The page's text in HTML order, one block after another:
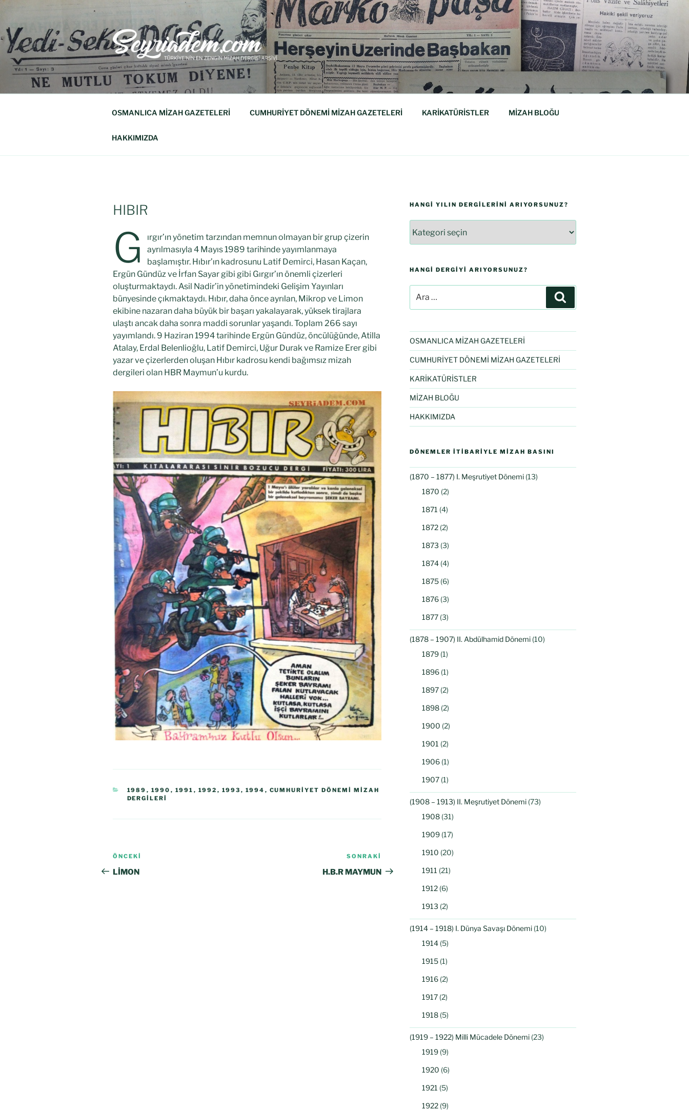
SEYRIADEM
Türkiye'nin En Zengin Mizah Dergisi Arşividir.
OSMANLICA MİZAH GAZETELERİ CUMHURİYET DÖNEMİ MİZAH GAZETELERİ KARİKATÜRİSTLER MİZAH BLOĞU
HAKKIMIZDA
HIBIR
G
ırgır’ın yönetim tarzından memnun olmayan bir grup çizerin
ayrılmasıyla 4 Mayıs 1989 tarihinde yayımlanmaya
başlamıştır. Hıbır’ın kadrosunu Latif Demirci, Hasan Kaçan,
Ergün Gündüz ve İrfan Sayar gibi gibi Gırgır’ın önemli çizerleri
oluşturmaktaydı. Asil Nadir’in yönetimindeki Gelişim Yayınları
bünyesinde çıkmaktaydı. Hıbır, daha önce ayrılan, Mikrop ve Limon
ekibine nazaran daha büyük bir başarı yakalayarak, yüksek tirajlara
ulaştı ancak daha sonra maddi sorunlar yaşandı. Toplam 266 sayı
yayımlandı. 9 Haziran 1994 tarihinde Ergün Gündüz, öncülüğünde, Atilla
Atalay, Erdal Belenlioğlu, Latif Demirci, Uğur Durak ve Ramize Erer gibi
yazar ve çizerlerden oluşan Hıbır kadrosu kendi bağımsız mizah
dergileri olan HBR Maymun’u kurdu.
1989 , 1990 , 1991 , 1992 , 1993 , 1994 , CUMHURIYET DÖNEMI MIZAH
DERGILERI
ÖNCEKI
LİMON
SONRAKI
H.B.R MAYMUN
HANGI YILIN DERGILERINI ARIYORSUNUZ?
HANGI DERGIYI ARIYORSUNUZ?
OSMANLICA MİZAH GAZETELERİ
CUMHURİYET DÖNEMİ MİZAH GAZETELERİ
KARİKATÜRİSTLER
MİZAH BLOĞU
HAKKIMIZDA
DÖNEMLER İTIBARIYLE MIZAH BASINI
(1870 – 1877) I. Meşrutiyet Dönemi(13)
1870 (2)
1871 (4)
1872(2)
1873 (3)
1874(4)
1875(6)
1876(3)
1877(3)
(1878 – 1907) II. Abdülhamid Dönemi(10)
1879(1)
1896(1)
1897(2)
1898(2)
1900 (2)
1901 (2)
1906(1)
1907(1)
(1908 – 1913) II. Meşrutiyet Dönemi(73)
1908(31)
1909(17)
1910 (20)
1911 (21)
1912(6)
1913 (2)
(1914 – 1918) I. Dünya Savaşı Dönemi(10)
1914(5)
1915(1)
1916(2)
1917(2)
1918(5)
(1919 – 1922) Milli Mücadele Dönemi(23)
1919(9)
1920 (6)
1921 (5)
1922(9)